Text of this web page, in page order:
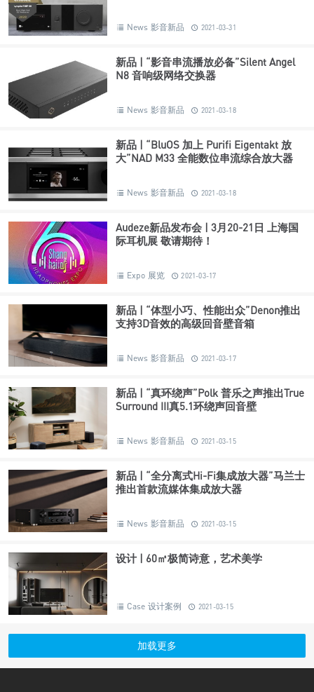
News 影音新品 2021-03-31
新品 | “影音串流播放必备”Silent Angel
N8 音响级网络交换器
News 影音新品 2021-03-18
新品 | “BluOS 加上 Purifi Eigentakt 放
大”NAD M33 全能数位串流综合放大器
News 影音新品 2021-03-18
Audeze新品发布会 | 3月20-21日 上海国
际耳机展 敬请期待！
Expo 展览 2021-03-17
新品 | “体型小巧、性能出众”Denon推出
支持3D音效的高级回音壁音箱
News 影音新品 2021-03-17
新品 | “真环绕声”Polk 普乐之声推出True
Surround III真5.1环绕声回音壁
News 影音新品 2021-03-15
新品 | “全分离式Hi-Fi集成放大器”马兰士
推出首款流媒体集成放大器
News 影音新品 2021-03-15
设计 | 60㎡极简诗意，艺术美学
Case 设计案例 2021-03-15
加载更多